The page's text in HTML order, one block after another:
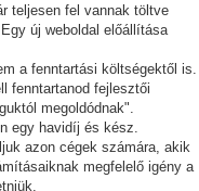
teljesen fel vannak töltve
új weboldal előállítása
a fenntartási költségektől is.
fenntartanod fejlesztői
megoldódnak".
egy havidíj és kész.
azon cégek számára, akik
megfelelő igény a